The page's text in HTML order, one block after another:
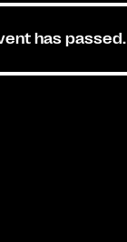
has passed.